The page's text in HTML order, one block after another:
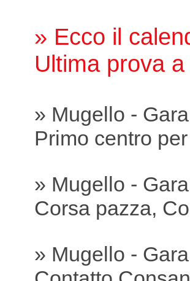
» Ecco il
Ultima prova
» Mugello -
Primo centro
» Mugello -
Corsa pazza,
» Mugello -